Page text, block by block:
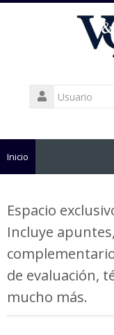
Usuario
Inicio
Espacio
Incluye
de evaluación,
mucho más.